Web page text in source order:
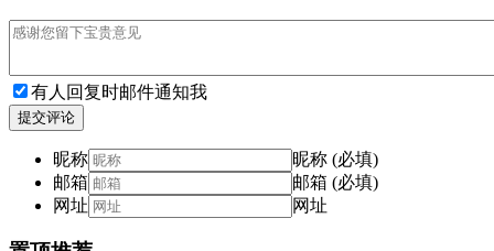
有人回复时邮件通知我
提交评论
昵称
昵称 (必填)
邮箱
邮箱 (必填)
网址
网址